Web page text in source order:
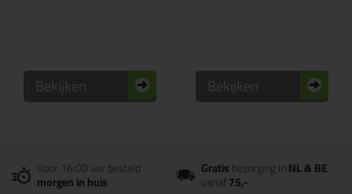
Bekijken Bekijken
Voor 16:00 uur besteld
morgen in huis
Gratisbezorging inNL & BE
vanaf75,-